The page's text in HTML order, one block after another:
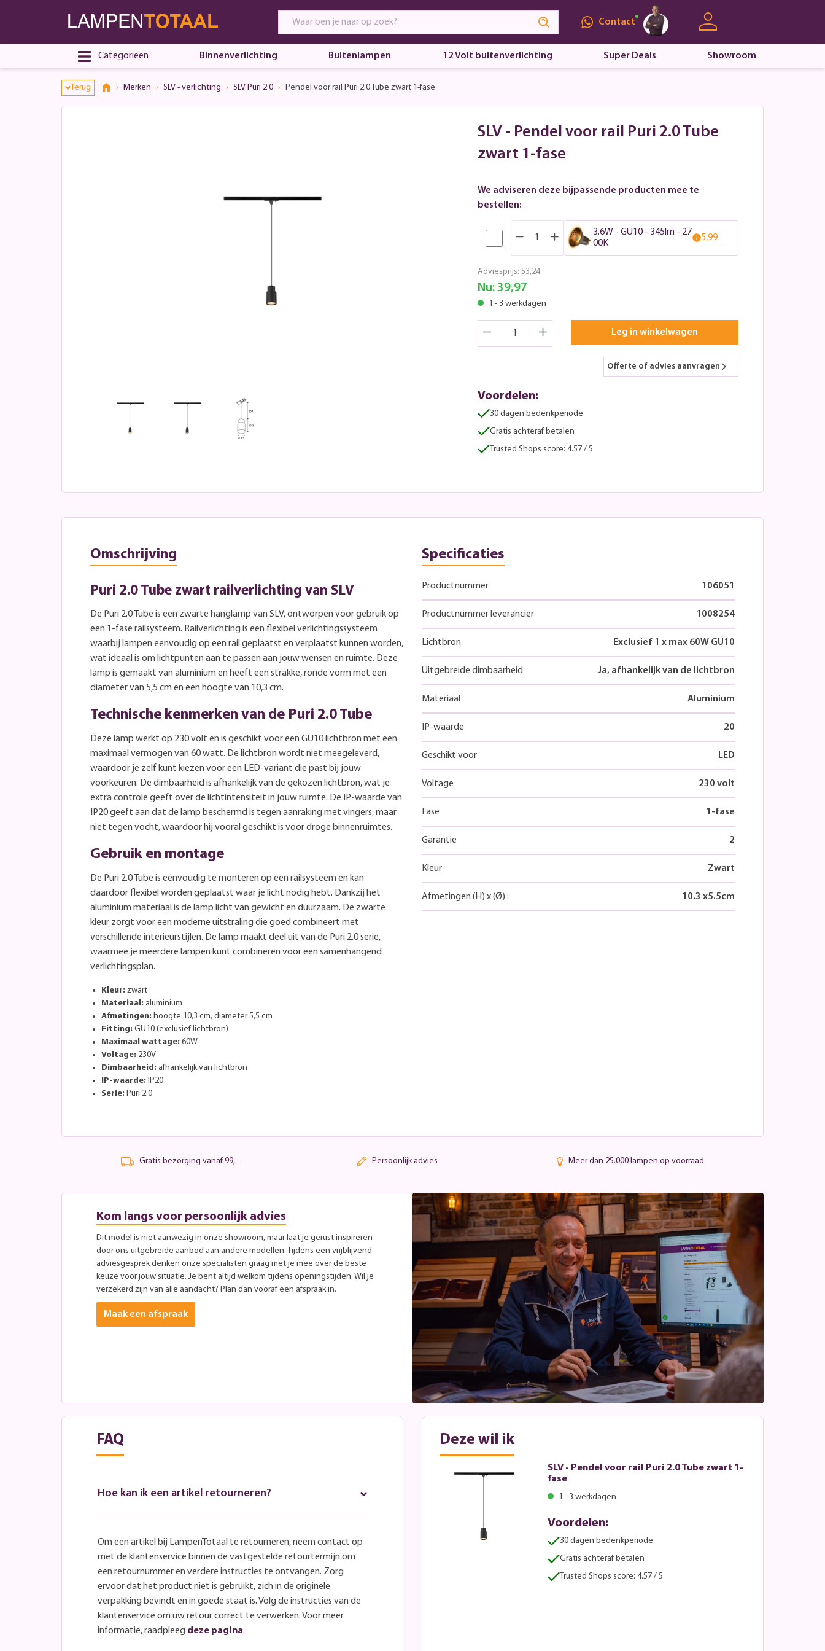
Contact
Categorieën Binnenverlichting Buitenlampen 12 Volt buitenverlichting Super Deals Showroom
Terug Merken SLV - verlichting SLV Puri 2.0 Pendel voor rail Puri 2.0 Tube zwart 1-fase
SLV - Pendel voor rail Puri 2.0 Tube
zwart 1-fase
We adviseren deze bijpassende producten mee te
bestellen:
3.6W - GU10 - 345lm - 27
00K
5,99
Adviesprijs: 53,24
Nu: 39,97
1 - 3 werkdagen
Leg in winkelwagen
Offerte of advies aanvragen
Voordelen:
30 dagen bedenkperiode
Gratis achteraf betalen
Trusted Shops score: 4.57 / 5
Omschrijving
Puri 2.0 Tube zwart railverlichting van SLV
De Puri 2.0 Tube is een zwarte hanglamp van SLV, ontworpen voor gebruik op
een 1-fase railsysteem. Railverlichting is een flexibel verlichtingssysteem
waarbij lampen eenvoudig op een rail geplaatst en verplaatst kunnen worden,
wat ideaal is om lichtpunten aan te passen aan jouw wensen en ruimte. Deze
lamp is gemaakt van aluminium en heeft een strakke, ronde vorm met een
diameter van 5,5 cm en een hoogte van 10,3 cm.
Technische kenmerken van de Puri 2.0 Tube
Deze lamp werkt op 230 volt en is geschikt voor een GU10 lichtbron met een
maximaal vermogen van 60 watt. De lichtbron wordt niet meegeleverd,
waardoor je zelf kunt kiezen voor een LED-variant die past bij jouw
voorkeuren. De dimbaarheid is afhankelijk van de gekozen lichtbron, wat je
extra controle geeft over de lichtintensiteit in jouw ruimte. De IP-waarde van
IP20 geeft aan dat de lamp beschermd is tegen aanraking met vingers, maar
niet tegen vocht, waardoor hij vooral geschikt is voor droge binnenruimtes.
Gebruik en montage
De Puri 2.0 Tube is eenvoudig te monteren op een railsysteem en kan
daardoor flexibel worden geplaatst waar je licht nodig hebt. Dankzij het
aluminium materiaal is de lamp licht van gewicht en duurzaam. De zwarte
kleur zorgt voor een moderne uitstraling die goed combineert met
verschillende interieurstijlen. De lamp maakt deel uit van de Puri 2.0 serie,
waarmee je meerdere lampen kunt combineren voor een samenhangend
verlichtingsplan.
Kleur: zwart
Materiaal: aluminium
Afmetingen: hoogte 10,3 cm, diameter 5,5 cm
Fitting: GU10 (exclusief lichtbron)
Maximaal wattage: 60W
Voltage: 230V
Dimbaarheid: afhankelijk van lichtbron
IP-waarde: IP20
Serie: Puri 2.0
Specificaties
Productnummer 106051
Productnummer leverancier 1008254
Lichtbron Exclusief 1 x max 60W GU10
Uitgebreide dimbaarheid Ja, afhankelijk van de lichtbron
Materiaal Aluminium
IP-waarde 20
Geschikt voor LED
Voltage 230 volt
Fase 1-fase
Garantie 2
Kleur Zwart
Afmetingen (H) x(Ø) : 10.3 x5.5cm
Gratis bezorging vanaf 99,- Persoonlijk advies Meer dan 25.000 lampen op voorraad
Kom langs voor persoonlijk advies
Dit model is niet aanwezig in onze showroom, maar laat je gerust inspireren
door ons uitgebreide aanbod aan andere modellen. Tijdens een vrijblijvend
adviesgesprek denken onze specialisten graag met je mee over de beste
keuze voor jouw situatie. Je bent altijd welkom tijdens openingstijden. Wil je
verzekerd zijn van alle aandacht? Plan dan vooraf een afspraak in.
Maak een afspraak
FAQ
Hoe kan ik een artikel retourneren?
Om een artikel bij LampenTotaal te retourneren, neem contact op
met de klantenservice binnen de vastgestelde retourtermijn om
een retournummer en verdere instructies te ontvangen. Zorg
ervoor dat het product niet is gebruikt, zich in de originele
verpakking bevindt en in goede staat is. Volg de instructies van de
klantenservice om uw retour correct te verwerken. Voor meer
informatie, raadpleeg deze pagina.
Deze wil ik
SLV - Pendel voor rail Puri 2.0 Tube zwart 1-
fase
1 - 3 werkdagen
Voordelen:
30 dagen bedenkperiode
Gratis achteraf betalen
Trusted Shops score: 4.57 / 5